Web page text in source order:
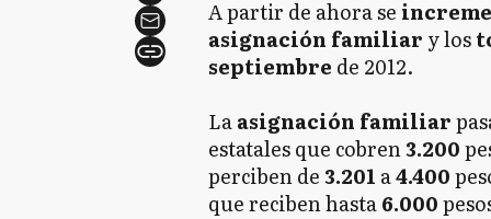
A partir de ahora se
asignación familiar y los
septiembre de 2012.
Laasignación familiar
estatales que cobren3.200
perciben de3.201 a4.400
que reciben hasta6.000